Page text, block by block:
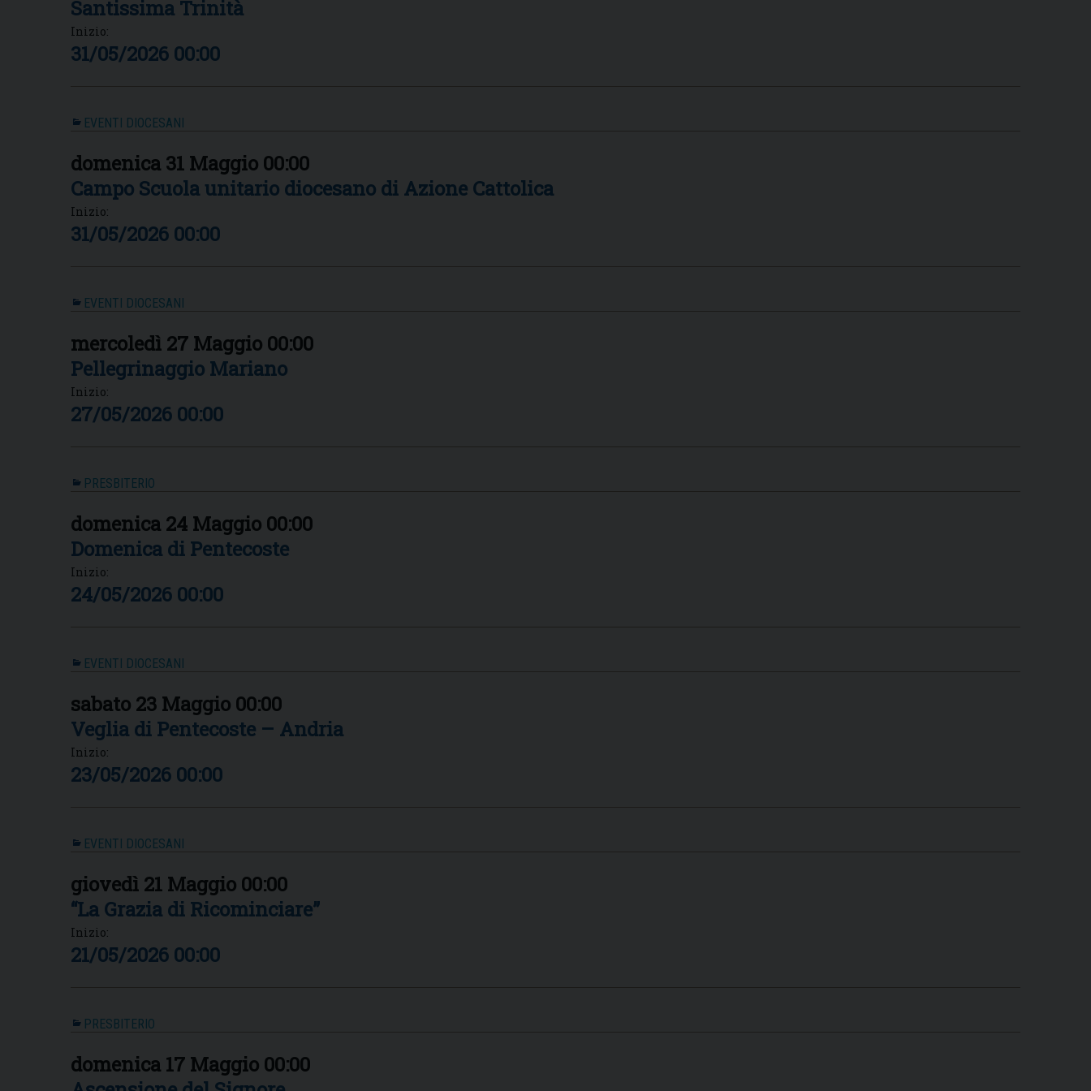
Santissima Trinità
Inizio:
31/05/2026 00:00
EVENTI DIOCESANI
domenica 31 Maggio 00:00
Campo Scuola unitario diocesano di Azione Cattolica
Inizio:
31/05/2026 00:00
EVENTI DIOCESANI
mercoledì 27 Maggio 00:00
Pellegrinaggio Mariano
Inizio:
27/05/2026 00:00
PRESBITERIO
domenica 24 Maggio 00:00
Domenica di Pentecoste
Inizio:
24/05/2026 00:00
EVENTI DIOCESANI
sabato 23 Maggio 00:00
Veglia di Pentecoste – Andria
Inizio:
23/05/2026 00:00
EVENTI DIOCESANI
giovedì 21 Maggio 00:00
“La Grazia di Ricominciare”
Inizio:
21/05/2026 00:00
PRESBITERIO
domenica 17 Maggio 00:00